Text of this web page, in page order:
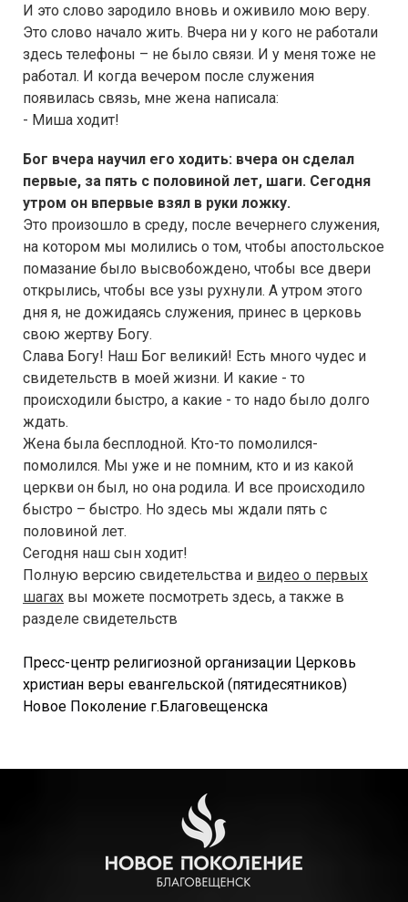
И это слово зародило вновь и оживило мою веру.
Это слово начало жить. Вчера ни у кого не работали
здесь телефоны – не было связи. И у меня тоже не
работал. И когда вечером после служения
появилась связь, мне жена написала:
- Миша ходит!
Бог вчера научил его ходить: вчера он сделал
первые, за пять с половиной лет, шаги. Сегодня
утром он впервые взял в руки ложку.
Это произошло в среду, после вечернего служения,
на котором мы молились о том, чтобы апостольское
помазание было высвобождено, чтобы все двери
открылись, чтобы все узы рухнули. А утром этого
дня я, не дожидаясь служения, принес в церковь
свою жертву Богу.
Слава Богу! Наш Бог великий! Есть много чудес и
свидетельств в моей жизни. И какие - то
происходили быстро, а какие - то надо было долго
ждать.
Жена была бесплодной. Кто-то помолился-
помолился. Мы уже и не помним, кто и из какой
церкви он был, но она родила. И все происходило
быстро – быстро. Но здесь мы ждали пять с
половиной лет.
Сегодня наш сын ходит!
Полную версию свидетельства и видео о первых
шагах вы можете посмотреть здесь, а также в
разделе свидетельств
Пресс-центр религиозной организации Церковь
христиан веры евангельской (пятидесятников)
Новое Поколение г.Благовещенска